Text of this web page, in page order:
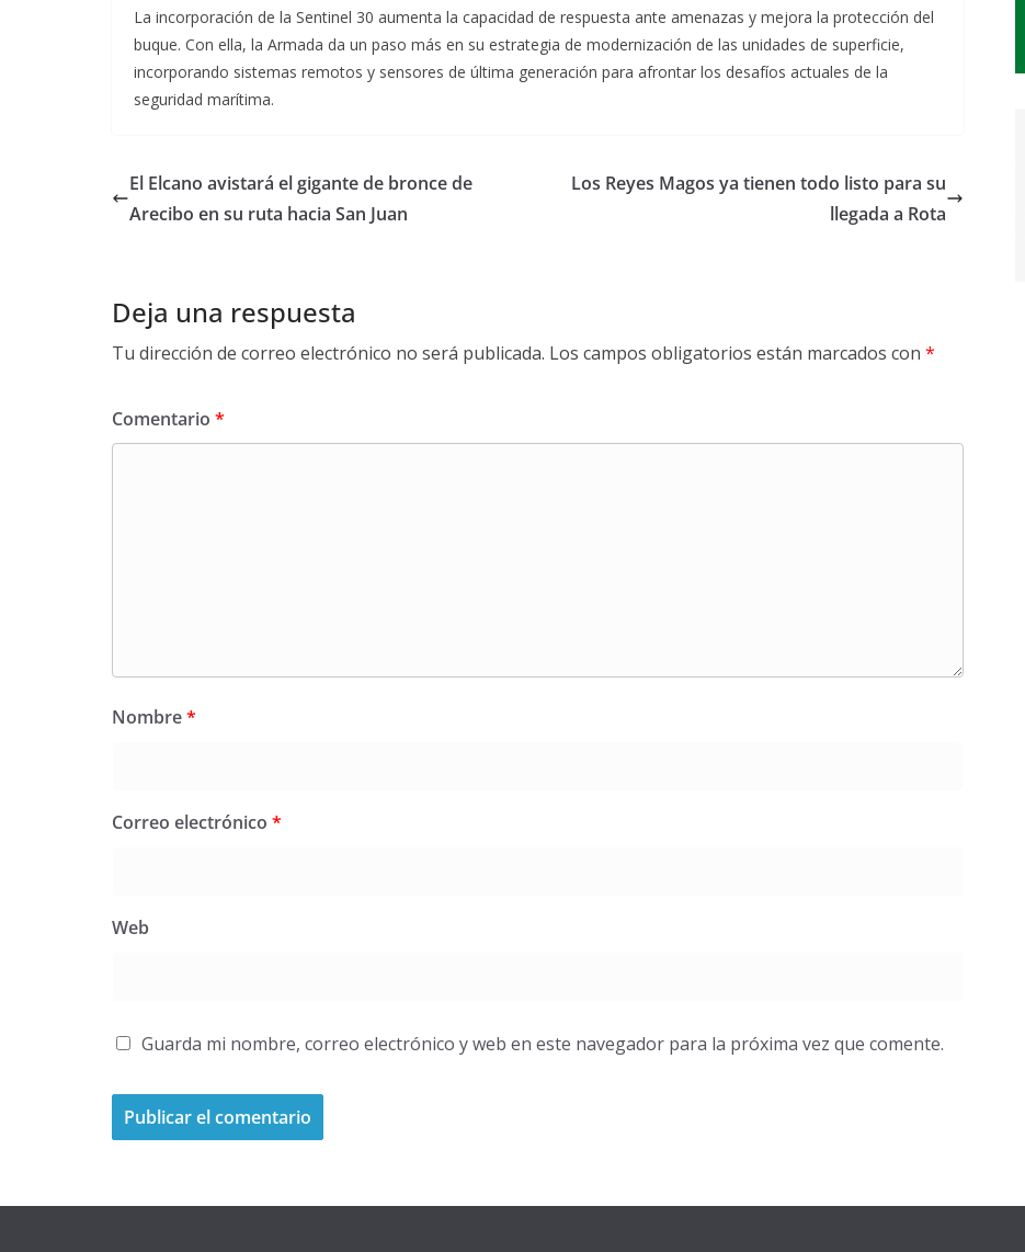
La incorporación de la Sentinel 30 aumenta la capacidad de respuesta ante amenazas y mejora la protección del
buque. Con ella, la Armada da un paso más en su estrategia de modernización de las unidades de superficie,
incorporando sistemas remotos y sensores de última generación para afrontar los desafíos actuales de la
seguridad marítima.
El Elcano avistará el gigante de bronce de
Arecibo en su ruta hacia San Juan
Los Reyes Magos ya tienen todo listo para su
llegada a Rota
Deja una respuesta
Tu dirección de correo electrónico no será publicada. Los campos obligatorios están marcados con *
Comentario *
Nombre*
Correo electrónico *
Web
Guarda mi nombre, correo electrónico y web en este navegador para la próxima vez que comente.